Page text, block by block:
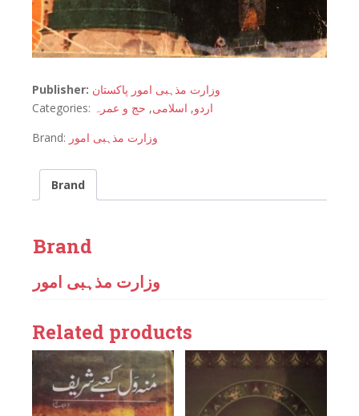
Publisher: وزارت مذہبی امور پاکستان
Categories:
اردو, اسلامی, حج و عمرہ
Brand: وزارت مذہبی امور
Brand
Brand
وزارت مذہبی امور
Related products